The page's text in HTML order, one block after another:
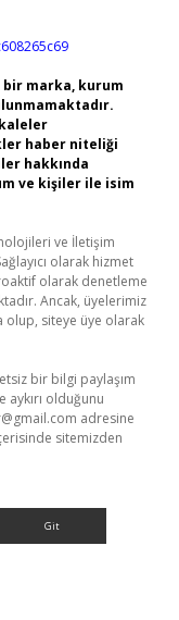
marka, kurum
haber niteliği
hakkında
ve kişiler ile isim
ve İletişim
olarak hizmet
olarak denetleme
Ancak, üyelerimiz
olup, siteye üye olarak
bir bilgi paylaşım
olduğunu
adresine
sitemizden